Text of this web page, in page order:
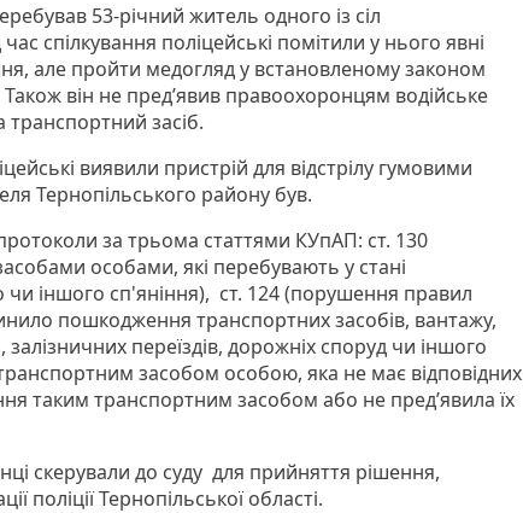
53-річний житель одного із сіл
спілкування поліцейські помітили у нього явні
але пройти медогляд у встановленому законом
він не пред’явив правоохоронцям водійське
транспортний засіб.
виявили пристрій для відстрілу гумовими
Тернопільського району був.
за трьома статтями КУпАП: ст. 130
особами, які перебувають у стані
чи іншого сп'яніння), ст. 124 (порушення правил
пошкодження транспортних засобів, вантажу,
переїздів, дорожніх споруд чи іншого
засобом особою, яка не має відповідних
таким транспортним засобом або не пред’явила їх
скерували до суду для прийняття рішення,
поліції Тернопільської області.